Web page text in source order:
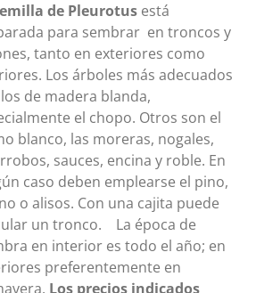
de Pleurotus está
para sembrar en troncos y
tanto en exteriores como
Los árboles más adecuados
de madera blanda,
el chopo. Otros son el
blanco, las moreras, nogales,
sauces, encina y roble. En
caso deben emplearse el pino,
o alisos. Con una cajita puede
un tronco. La época de
en interior es todo el año; en
preferentemente en
Los precios indicados